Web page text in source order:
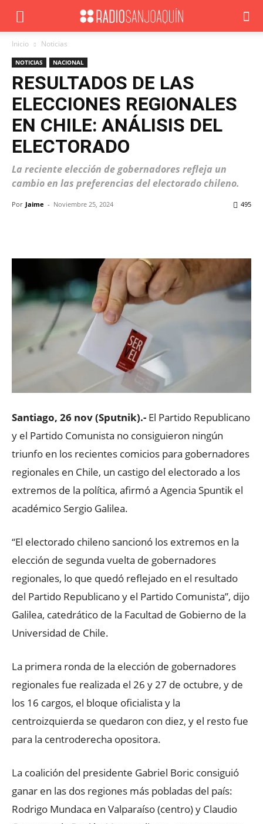
Inicio Noticias
NOTICIAS NACIONAL
RESULTADOS DE LAS
ELECCIONES REGIONALES
EN CHILE: ANÁLISIS DEL
ELECTORADO
La reciente elección de gobernadores refleja un
cambio en las preferencias del electorado chileno.
Por Jaime - Noviembre 25, 2024 495
Santiago, 26 nov (Sputnik).- El Partido Republicano
y el Partido Comunista no consiguieron ningún
triunfo en los recientes comicios para gobernadores
regionales en Chile, un castigo del electorado a los
extremos de la política, afirmó a Agencia Spuntik el
académico Sergio Galilea.
“El electorado chileno sancionó los extremos en la
elección de segunda vuelta de gobernadores
regionales, lo que quedó reflejado en el resultado
del Partido Republicano y el Partido Comunista”, dijo
Galilea, catedrático de la Facultad de Gobierno de la
Universidad de Chile.
La primera ronda de la elección de gobernadores
regionales fue realizada el 26 y 27 de octubre, y de
los 16 cargos, el bloque oficialista y la
centroizquierda se quedaron con diez, y el resto fue
para la centroderecha opositora.
La coalición del presidente Gabriel Boric consiguió
ganar en las dos regiones más pobladas del país:
Rodrigo Mundaca en Valparaíso (centro) y Claudio